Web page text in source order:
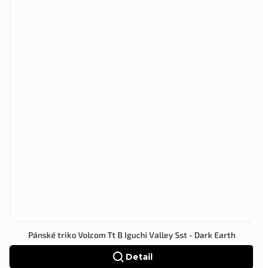
Pánské triko Volcom Tt B Iguchi Valley Sst - Dark Earth
Detail